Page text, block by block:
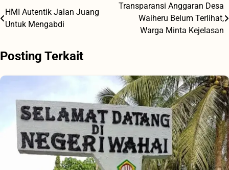
Navigasi
pos
‎HMI Autentik Jalan Juang
Untuk Mengabdi
Transparansi Anggaran Desa
Waiheru Belum Terlihat,
Warga Minta Kejelasan
Posting Terkait